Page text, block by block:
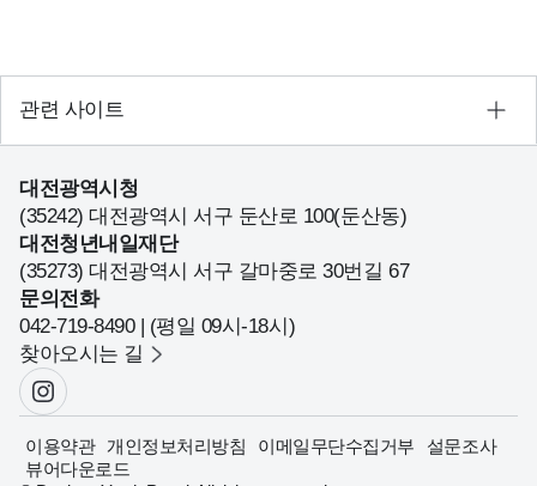
관련 사이트
대전광역시청
(35242) 대전광역시 서구 둔산로 100(둔산동)
대전청년내일재단
(35273) 대전광역시 서구 갈마중로 30번길 67
문의전화
042-719-8490 | (평일 09시-18시)
찾아오시는 길
이용약관 개인정보처리방침 이메일무단수집거부
설문조사
뷰어다운로드